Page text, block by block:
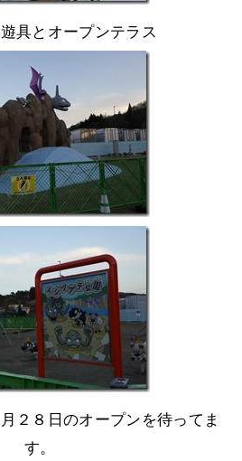
具とオープンテラス
２８日のオープンを待ってま
す。